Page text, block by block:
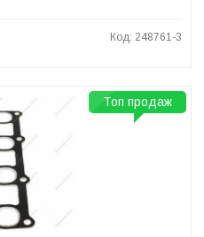
Код: 248761-3
Топ продаж